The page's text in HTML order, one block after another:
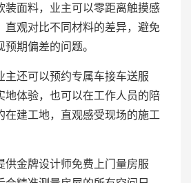
装面料，业主可以零距离触摸感
直观对比不同材料的差异，避免
期偏差的问题。
主还可以预约专属车接车送服
地体验，也可以在工作人员的陪
在建工地，直观感受现场的施工
供金牌设计师免费上门量房服